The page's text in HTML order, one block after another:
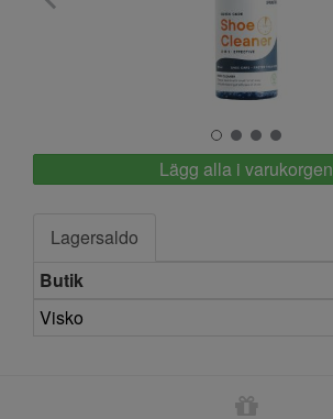
Springyard
Lägg alla i varukorgen
Lagersaldo
Butik
Visko